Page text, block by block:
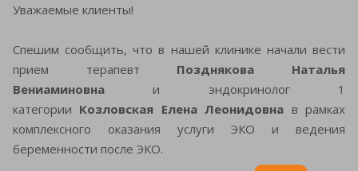
Уважаемые клиенты!
Спешим сообщить, что в нашей клинике начали вести
прием терапевт Позднякова Наталья
Вениаминовна и эндокринолог 1
категории Козловская Елена Леонидовна в рамках
комплексного оказания услуги ЭКО и ведения
беременности после ЭКО.